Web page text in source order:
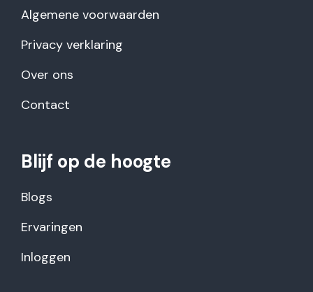
Algemene voorwaarden
Privacy verklaring
Over ons
Contact
Blijf op de hoogte
Blogs
Ervaringen
Inloggen